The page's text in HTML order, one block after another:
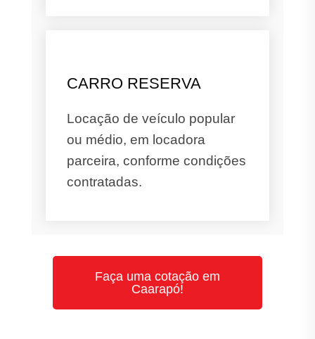
CARRO RESERVA
Locação de veículo popular
ou médio, em locadora
parceira, conforme condições
contratadas.
Faça uma cotação em
Caarapó!